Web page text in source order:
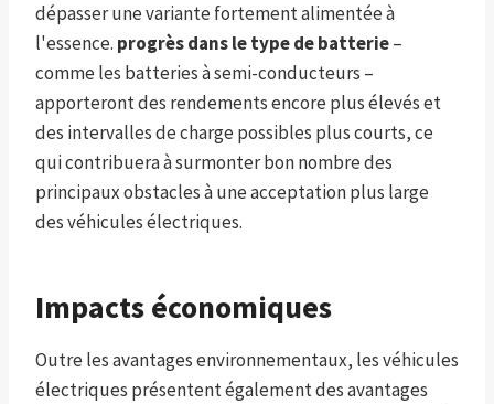
dépasser une variante fortement alimentée à
l'essence. progrès dans le type de batterie–
comme les batteries à semi-conducteurs –
apporteront des rendements encore plus élevés et
des intervalles de charge possibles plus courts, ce
qui contribuera à surmonter bon nombre des
principaux obstacles à une acceptation plus large
des véhicules électriques.
Impacts économiques
Outre les avantages environnementaux, les véhicules
électriques présentent également des avantages